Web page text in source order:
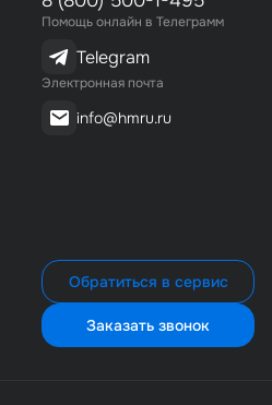
Помощь онлайн в Телеграмм
Telegram
Электронная почта
info@hmru.ru
Обратиться в сервис
Заказать звонок